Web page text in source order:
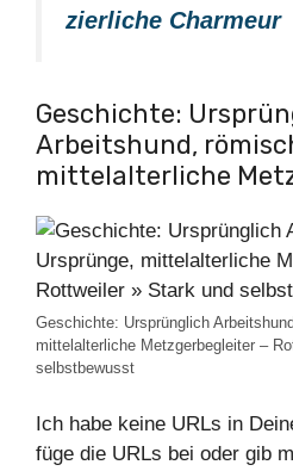
zierliche Charmeur
Geschichte:
Arbeitshund,
mittelalterliche
Geschichte: Ursprünglich
mittelalterliche Metzgerbegleiter –
selbstbewusst
Ich habe keine URLs in
füge die URLs bei oder gib